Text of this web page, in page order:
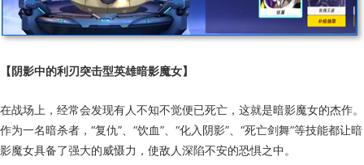
【阴影中的利刃突击型英雄暗影魔女】
在战场上，经常会发现有人不知不觉便已死亡，这就是暗影魔女的杰作。
作为一名暗杀者，“复仇”、“饮血”、“化入阴影”、“死亡剑舞”等技能都让暗
影魔女具备了强大的威慑力，使敌人深陷不安的恐惧之中。